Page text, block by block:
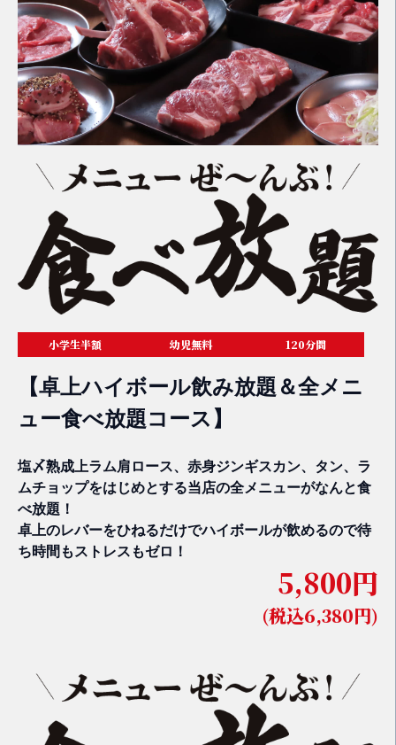
小学生半額 幼児無料 120分間
【卓上ハイボール飲み放題＆全メニ
ュー食べ放題コース】
塩〆熟成上ラム肩ロース、赤身ジンギスカン、タン、ラ
ムチョップをはじめとする当店の全メニューがなんと食
べ放題！
卓上のレバーをひねるだけでハイボールが飲めるので待
ち時間もストレスもゼロ！
5,800円
(税込6,380円)